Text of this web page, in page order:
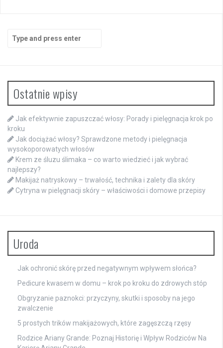
Search
for:
Ostatnie wpisy
Jak efektywnie zapuszczać włosy: Porady i pielęgnacja krok po
kroku
Jak dociążać włosy? Sprawdzone metody i pielęgnacja
wysokoporowatych włosów
Krem ze śluzu ślimaka – co warto wiedzieć i jak wybrać
najlepszy?
Makijaż natryskowy – trwałość, technika i zalety dla skóry
Cytryna w pielęgnacji skóry – właściwości i domowe przepisy
Uroda
Jak ochronić skórę przed negatywnym wpływem słońca?
Pedicure kwasem w domu – krok po kroku do zdrowych stóp
Obgryzanie paznokci: przyczyny, skutki i sposoby na jego
zwalczenie
5 prostych trików makijażowych, które zagęszczą rzęsy
Rodzice Ariany Grande: Poznaj Historię i Wpływ Rodziców Na